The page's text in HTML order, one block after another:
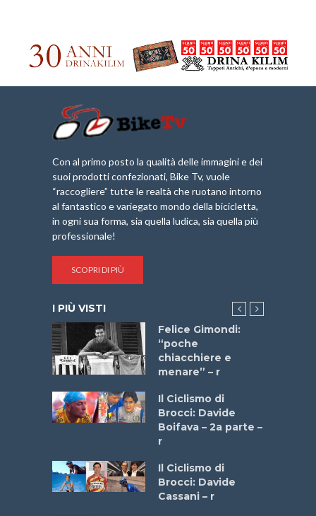
Con al primo posto la qualità delle immagini e dei
suoi prodotti confezionati, Bike Tv, vuole
“raccogliere” tutte le realtà che ruotano intorno
al fantastico e variegato mondo della bicicletta,
in ogni sua forma, sia quella ludica, sia quella più
professionale!
SCOPRI DI PIÙ
I PIÙ VISTI
Felice Gimondi:
“poche
chiacchiere e
menare” – r
Il Ciclismo di
Brocci: Davide
Boifava – 2a parte –
r
Il Ciclismo di
Brocci: Davide
Cassani – r